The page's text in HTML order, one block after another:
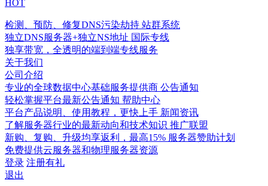
HOT
检测、预防、修复DNS污染劫持 站群系统
独立DNS服务器+独立NS地址 国际专线
独享带宽，全透明的端到端专线服务
关于我们
公司介绍
专业的全球数据中心基础服务提供商 公告通知
轻松掌握平台最新公告通知 帮助中心
平台产品说明、使用教程，更快上手 新闻资讯
了解服务器行业的最新动向和技术知识 推广联盟
新购、复购、升级均享返利，最高15% 服务器赞助计划
免费提供云服务器和物理服务器资源
登录 注册有礼
退出